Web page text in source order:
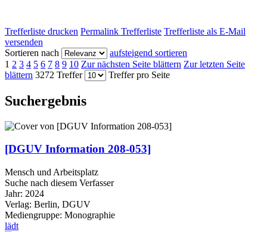
Trefferliste drucken Permalink Trefferliste Trefferliste als E-Mail
versenden
Sortieren nach
aufsteigend sortieren
1 2 3 4 5 6 7 8 9 10 Zur nächsten Seite blättern Zur letzten Seite
blättern 3272 Treffer Treffer pro Seite
Suchergebnis
[DGUV Information 208-053]
Mensch und Arbeitsplatz
Suche nach diesem Verfasser
Jahr: 2024
Verlag: Berlin, DGUV
Mediengruppe: Monographie
lädt